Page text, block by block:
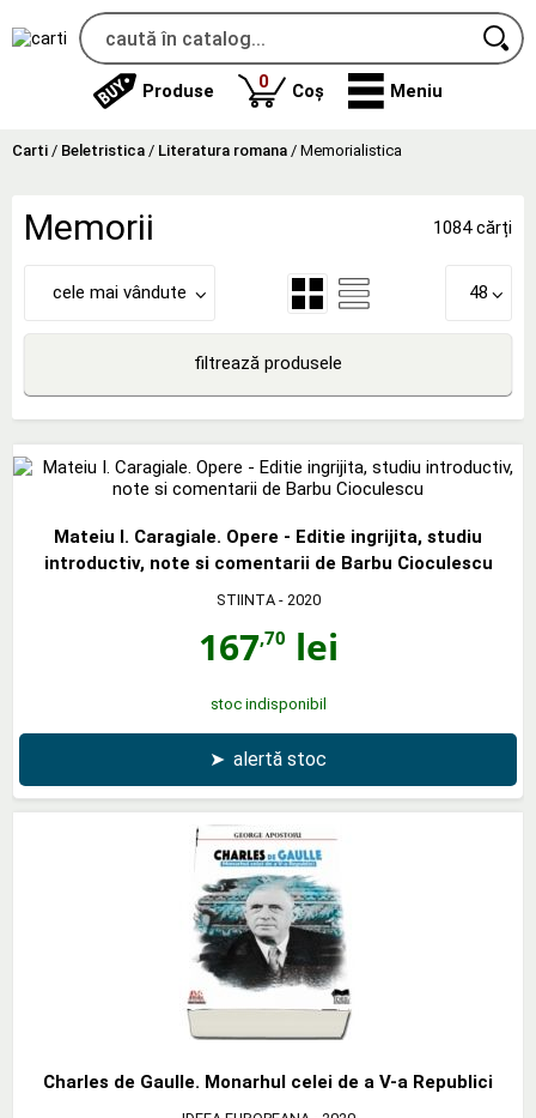
Produse 0produse
Coș Meniu
Carti / Beletristica / Literatura romana / Memorialistica
Memorii 1084 cărți
cele mai vândute 48
filtrează produsele
Mateiu I. Caragiale. Opere - Editie ingrijita, studiu
introductiv, note si comentarii de Barbu Cioculescu
STIINTA- 2020
167,70 lei
stoc indisponibil
➤ alertă stoc
Charles de Gaulle. Monarhul celei de a V-a Republici